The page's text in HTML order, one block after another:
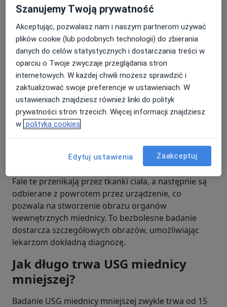
USG miednicy mniejszej stosuje się głównie do
diagnozy i monitorowania stanów zapalnych,
nowotworów, ciąży oraz innych schorzeń w obrębie
miednicy mniejszej. Jest to badanie kluczowe dla
kobiet w ocenie stanu narządów płciowych, takich
jak macica, jajniki i jajowody, a także dla oceny
prostaty i pęcherza moczowego u mężczyzn.
Jak działa USG miednicy
mniejszej?
USG miednicy mniejszej wykorzystuje fale
dźwiękowe o wysokiej częstotliwości, które są
emitowane przez urządzenie zwane transducerem.
Fale te przenikają przez tkanki ciała, a następnie są
odbierane z powrotem przez urządzenie, co
pozwala na stworzenie obrazu organów
wewnętrznych miednicy. To bezbolesne badanie
dostarcza szczegółowych obrazów, umożliwiając
lekarzom dokładną diagnozę.
Jak długo trwa USG miednicy
mniejszej?
Badanie USG miednicy mniejszej zwykle trwa od 15
Szanujemy Twoją prywatność
Akceptując, pozwalasz nam i naszym partnerom używać
plików cookie (lub podobnych technologii) do zbierania
danych do celów statystycznych i dostarczania treści w
oparciu o Twoje zwyczaje przeglądania stron
internetowych. W każdej chwili możesz sprawdzić i
zaktualizować swoje preferencje w ustawieniach. W
ustawieniach znajdziesz również linki do polityk
prywatności stron trzecich. Więcej informacji znajdziesz
w polityka cookies
Edytuj ustawienia Zaakceptuj